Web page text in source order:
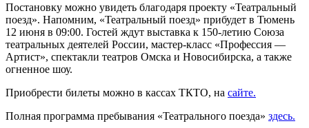
Постановку можно увидеть благодаря проекту «Театральный
поезд». Напомним, «Театральный поезд» прибудет в Тюмень
12 июня в 09:00. Гостей ждут выставка к 150-летию Союза
театральных деятелей России, мастер-класс «Профессия —
Артист», спектакли театров Омска и Новосибирска, а также
огненное шоу.
Приобрести билеты можно в кассах ТКТО, на сайте.
Полная программа пребывания «Театрального поезда» здесь.